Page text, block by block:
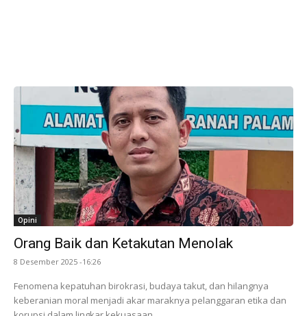
Opini
Orang Baik dan Ketakutan Menolak
8 Desember 2025 -16:26
Fenomena kepatuhan birokrasi, budaya takut, dan hilangnya
keberanian moral menjadi akar maraknya pelanggaran etika dan